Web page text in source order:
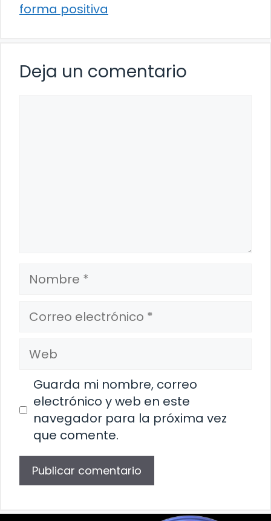
forma positiva
Deja un comentario
Nombre
Correo
electrónico
Web
Guarda mi nombre, correo
electrónico y web en este
navegador para la próxima vez
que comente.